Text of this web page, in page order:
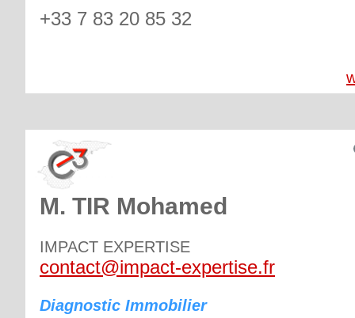
+33 7 83 20 85 32
M. TIR Mohamed
IMPACT EXPERTISE
contact@impact-expertise.fr
Diagnostic Immobilier